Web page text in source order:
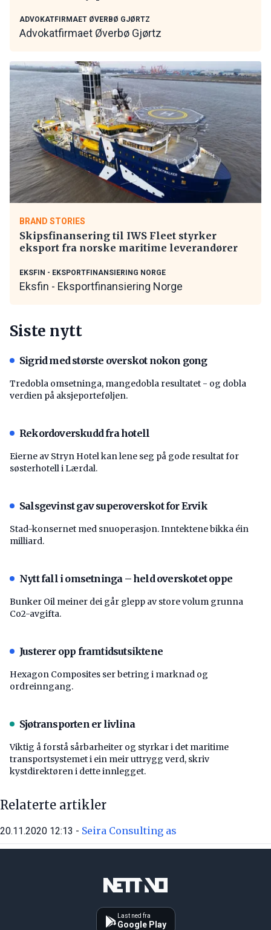
ADVOKATFIRMAET ØVERBØ GJØRTZ
Advokatfirmaet Øverbø Gjørtz
BRAND STORIES
Skipsfinansering til IWS Fleet styrker
eksport fra norske maritime leverandører
EKSFIN - EKSPORTFINANSIERING NORGE
Eksfin - Eksportfinansiering Norge
Siste nytt
Sigrid med største overskot nokon gong
Tredobla omsetninga, mangedobla resultatet - og dobla
verdien på aksjeporteføljen.
Rekordoverskudd fra hotell
Eierne av Stryn Hotel kan lene seg på gode resultat for
søsterhotell i Lærdal.
Salsgevinst gav superoverskot for Ervik
Stad-konsernet med snuoperasjon. Inntektene bikka éin
milliard.
Nytt fall i omsetninga – held overskotet oppe
Bunker Oil meiner dei går glepp av store volum grunna
Co2-avgifta.
Justerer opp framtidsutsiktene
Hexagon Composites ser betring i marknad og
ordreinngang.
Sjøtransporten er livlina
Viktig å forstå ­sårbarheiter og styrkar i det maritime
transport­systemet i ein meir uttrygg verd, skriv
kystdirektøren i dette innlegget.
Relaterte artikler
20.11.2020 12:13 - Seira Consulting as
Last ned fra
Google Play